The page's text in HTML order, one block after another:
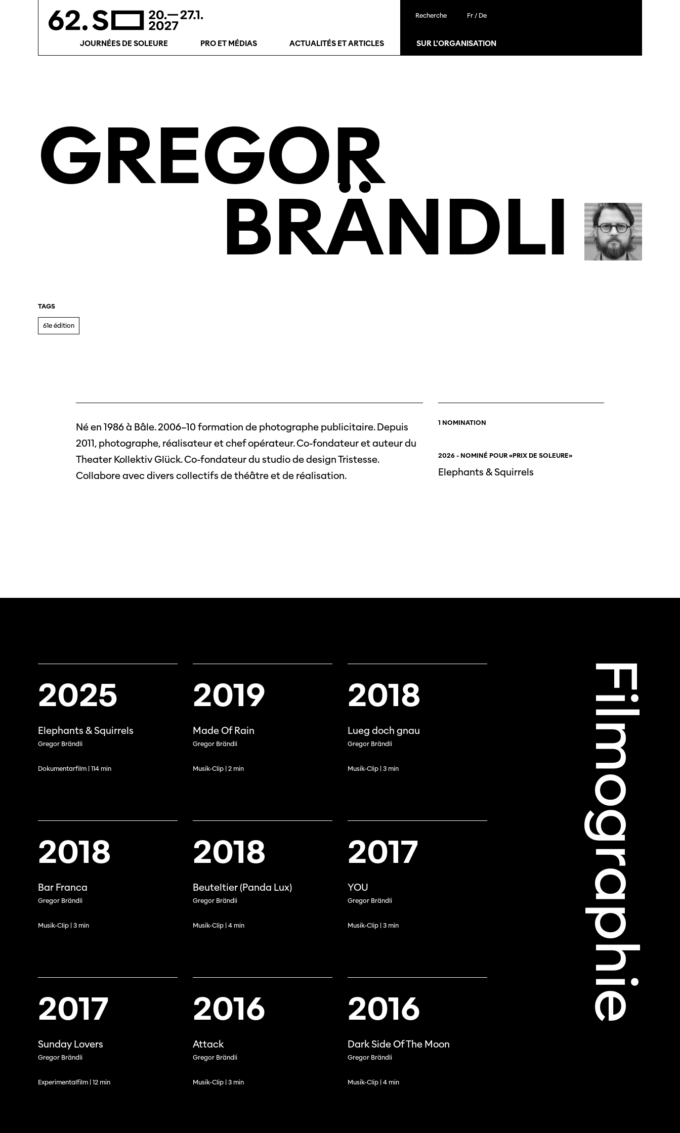
Recherche Fr / De
JOURNÉES DE SOLEURE
A – Z
PRO ET MÉDIAS
Professionel.le.s
Inscription
des films
sous-titrage
ACTUALITÉS ET ARTICLES SUR L'ORGANISATION
À propos
Postes
GREGOR
BRÄNDLI
TAGS
61e édition
Né en 1986 à Bâle. 2006–10 formation de photographe publicitaire. Depuis
2011, photographe, réalisateur et chef opérateur. Co-fondateur et auteur du
Theater Kollektiv Glück. Co-fondateur du studio de design Tristesse.
Collabore avec divers collectifs de théâtre et de réalisation.
1 NOMINATION
2026 - NOMINÉ POUR «PRIX DE SOLEURE»
Elephants & Squirrels
Filmographie
2025
Elephants & Squirrels
Gregor Brändli
Dokumentarfilm | 114 min
2019
Made Of Rain
Gregor Brändli
Musik-Clip | 2 min
2018
Lueg doch gnau
Gregor Brändli
Musik-Clip | 3 min
2018
Bar Franca
Gregor Brändli
Musik-Clip | 3 min
2018
Beuteltier (Panda Lux)
Gregor Brändli
Musik-Clip | 4 min
2017
YOU
Gregor Brändli
Musik-Clip | 3 min
2017
Sunday Lovers
Gregor Brändli
Experimentalfilm | 12 min
2016
Attack
Gregor Brändli
Musik-Clip | 3 min
2016
Dark Side Of The Moon
Gregor Brändli
Musik-Clip | 4 min